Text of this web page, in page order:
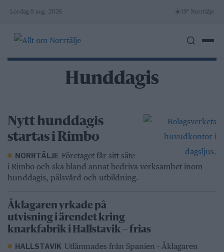
Skip
content
Lördag 8 aug. 2026 ☀️ 19° Norrtälje
Hunddagis
Nytt hunddagis
startas i Rimbo
NORRTÄLJE Företaget får sitt säte
i Rimbo och ska bland annat bedriva verksamhet inom
hunddagis, pälsvård och utbildning.
Åklagaren yrkade på
utvisning i ärendet kring
knarkfabrik i Hallstavik – frias
HALLSTAVIK Utlämnades från Spanien - Åklagaren